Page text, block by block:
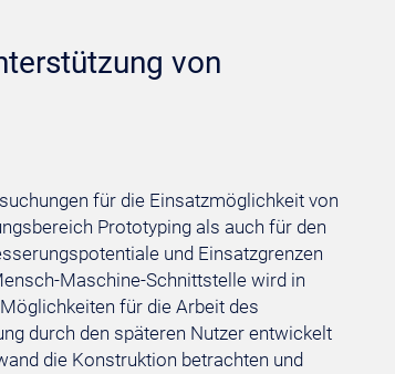
von
für die Einsatzmöglichkeit von
Prototyping als auch für den
und Einsatzgrenzen
Maschine-Schnittstelle wird in
für die Arbeit des
durch den späteren Nutzer entwickelt
die Konstruktion betrachten und